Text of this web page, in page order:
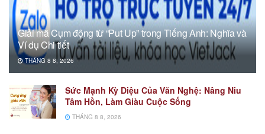
Giải mã Cụm động từ “Put Up” trong Tiếng Anh: Nghĩa và
Ví dụ Chi tiết
THÁNG 8 8, 2026
Sức Mạnh Kỳ Diệu Của Văn Nghệ: Nâng Niu
Tâm Hồn, Làm Giàu Cuộc Sống
THÁNG 8 8, 2026